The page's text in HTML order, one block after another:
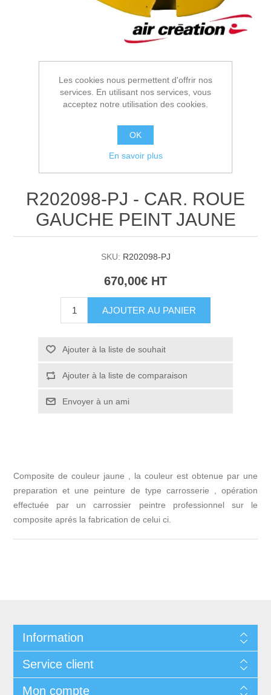
R202098-PJ - CAR. ROUE
GAUCHE PEINT JAUNE
SKU: R202098-PJ
670,00€ HT
AJOUTER AU PANIER
Ajouter à la liste de souhait
Ajouter à la liste de comparaison
Envoyer à un ami
Composite de couleur jaune , la couleur est obtenue par une
preparation et une peinture de type carrosserie , opération
effectuée par un carrossier peintre professionnel sur le
composite aprés la fabrication de celui ci.
Information
Service client
Mon compte
Les cookies nous permettent d'offrir nos
services. En utilisant nos services, vous
acceptez notre utilisation des cookies.
OK
En savoir plus